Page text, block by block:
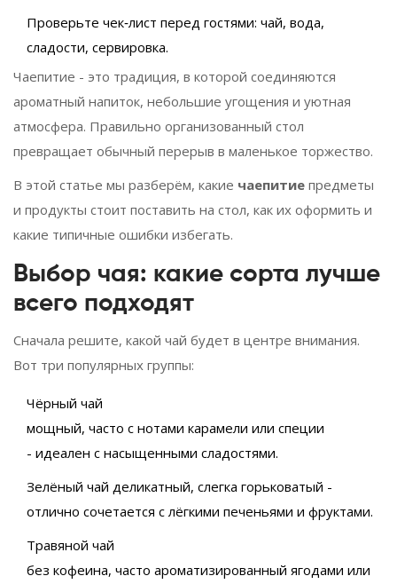
Проверьте чек‑лист перед гостями: чай, вода,
сладости, сервировка.
Чаепитие - это традиция, в которой соединяются
ароматный напиток, небольшие угощения и уютная
атмосфера. Правильно организованный стол
превращает обычный перерыв в маленькое торжество.
В этой статье мы разберём, какие чаепитие предметы
и продукты стоит поставить на стол, как их оформить и
какие типичные ошибки избегать.
Выбор чая: какие сорта лучше
всего подходят
Сначала решите, какой чай будет в центре внимания.
Вот три популярных группы:
Чёрный чай
мощный, часто с нотами карамели или специи
- идеален с насыщенными сладостями.
Зелёный чай деликатный, слегка горьковатый -
отлично сочетается с лёгкими печеньями и фруктами.
Травяной чай
без кофеина, часто ароматизированный ягодами или